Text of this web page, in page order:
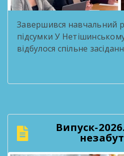
Завершився навчальний
підсумки У
відбулося спільне
2025/2026 навчальний
поділилися здобутками
рік. Такі зустрічі —
пройдений шлях і
зроблено спільними
Випуск-